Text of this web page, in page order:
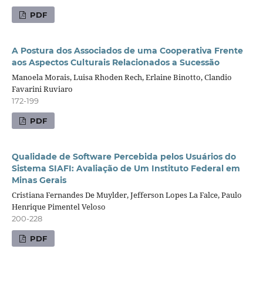
PDF
A Postura dos Associados de uma Cooperativa Frente
aos Aspectos Culturais Relacionados a Sucessão
Manoela Morais, Luisa Rhoden Rech, Erlaine Binotto, Clandio
Favarini Ruviaro
172-199
PDF
Qualidade de Software Percebida pelos Usuários do
Sistema SIAFI: Avaliação de Um Instituto Federal em
Minas Gerais
Cristiana Fernandes De Muylder, Jefferson Lopes La Falce, Paulo
Henrique Pimentel Veloso
200-228
PDF